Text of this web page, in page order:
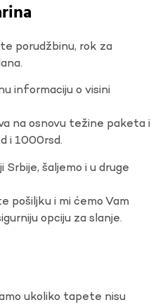
porudžbinu, rok za
informaciju o visini
na osnovu težine paketa i
i 1000rsd.
šaljemo i u druge
pošiljku i mi ćemo Vam
opciju za slanje.
ukoliko tapete nisu